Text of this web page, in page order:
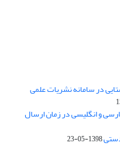
در سامانه نشریات علمی
و انگلیسی در زمان ارسال
1398-05-23